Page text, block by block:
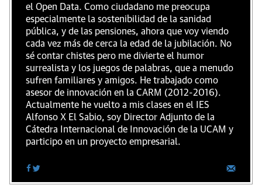
el Open Data. Como ciudadano me preocupa
especialmente la sostenibilidad de la sanidad
pública, y de las pensiones, ahora que voy viendo
cada vez más de cerca la edad de la jubilación. No
sé contar chistes pero me divierte el humor
surrealista y los juegos de palabras, que a menudo
sufren familiares y amigos. He trabajado como
asesor de innovación en la CARM (2012-2016).
Actualmente he vuelto a mis clases en el IES
Alfonso X El Sabio, soy Director Adjunto de la
Cátedra Internacional de Innovación de la UCAM y
participo en un proyecto empresarial.